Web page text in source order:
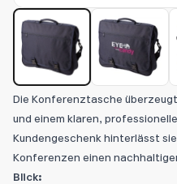
Die Konferenztasche
und einem klaren,
Kundengeschenk hinterlässt
Konferenzen einen
Blick: